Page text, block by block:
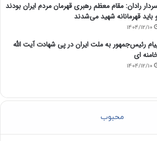
رادان: مقام معظم رهبری قهرمان مردم ایران بودند
باید قهرمانانه شهید می‌شدند
1404/12/10
رئیس‌جمهور به ملت ایران در پی شهادت آیت الله
ای
1404/12/10
محبوب